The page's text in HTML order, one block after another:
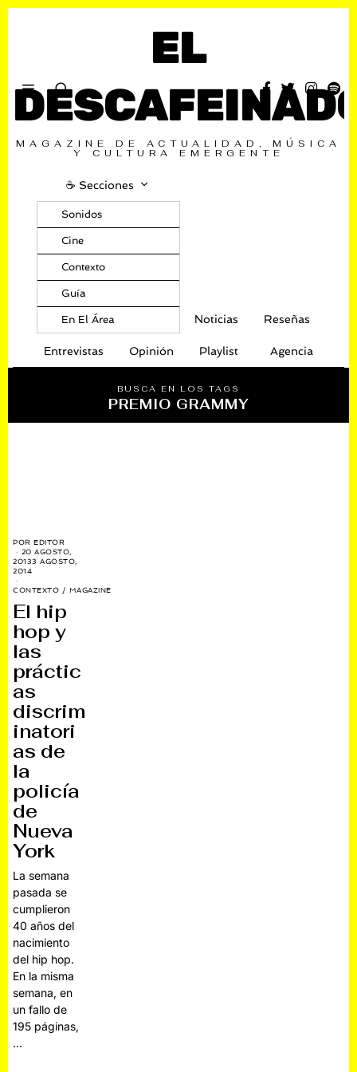
EL
MAGAZINE DE ACTUALIDAD, MÚSICA
Y CULTURA EMERGENTE
☕️ Secciones
Sonidos
Cine
Contexto
Guía
En El Área Noticias Reseñas
Entrevistas Opinión Playlist Agencia
BUSCA EN LOS TAGS
PREMIO GRAMMY
POREDITOR
20 AGOSTO,
20133 AGOSTO,
2014
CONTEXTO / MAGAZINE
El hip
hop y
las
práctic
as
discrim
inatori
as de
la
policía
de
Nueva
York
La semana
pasada se
cumplieron
40 años del
nacimiento
del hip hop.
En la misma
semana, en
un fallo de
195 páginas,
…